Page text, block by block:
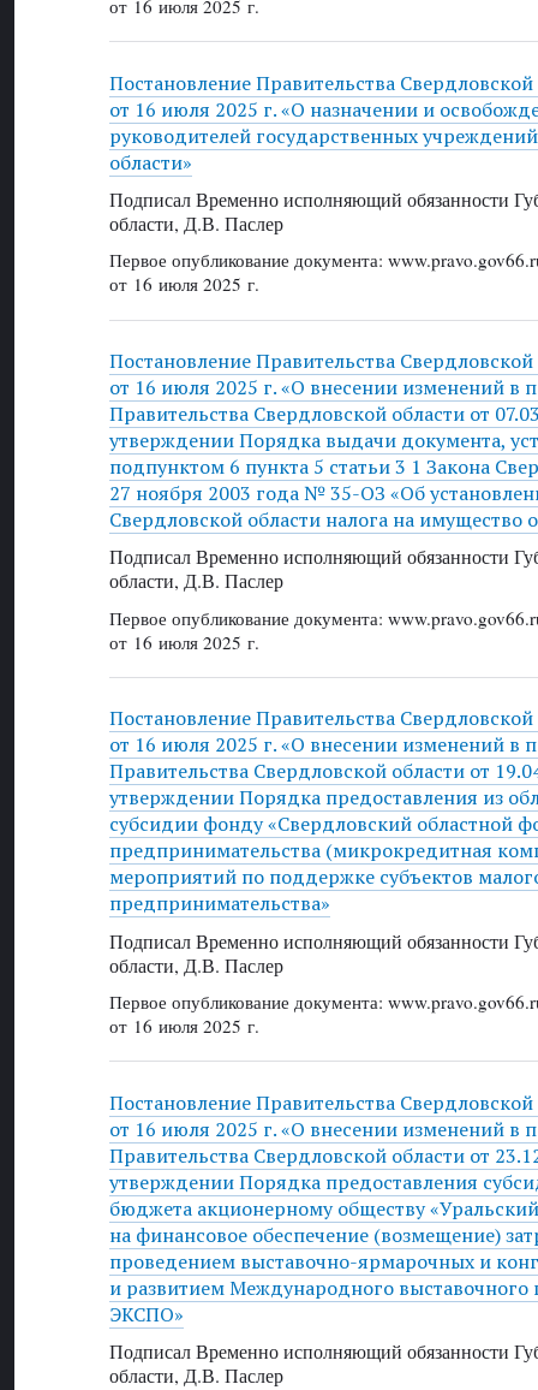
от 16 июля 2025 г.
Постановление Правительства
от 16 июля 2025 г. «О назначении и
руководителей государственных
области»
Подписал Временно исполняющий обязанности
области, Д.В. Паслер
Первое опубликование документа:
от 16 июля 2025 г.
Постановление Правительства
от 16 июля 2025 г. «О внесении изменений в
Правительства Свердловской области от
утверждении Порядка выдачи документа,
подпунктом 6 пункта 5 статьи 3 1 Закона
27 ноября 2003 года № 35-ОЗ «Об
Свердловской области налога на имущество
Подписал Временно исполняющий обязанности
области, Д.В. Паслер
Первое опубликование документа:
от 16 июля 2025 г.
Постановление Правительства
от 16 июля 2025 г. «О внесении изменений в
Правительства Свердловской области от
утверждении Порядка предоставления из
субсидии фонду «Свердловский областной
предпринимательства (микрокредитная
мероприятий по поддержке субъектов
предпринимательства»
Подписал Временно исполняющий обязанности
области, Д.В. Паслер
Первое опубликование документа:
от 16 июля 2025 г.
Постановление Правительства
от 16 июля 2025 г. «О внесении изменений в
Правительства Свердловской области от
утверждении Порядка предоставления
бюджета акционерному обществу
на финансовое обеспечение (возмещение)
проведением выставочно-ярмарочных и
и развитием Международного выставочного
ЭКСПО»
Подписал Временно исполняющий обязанности
области, Д.В. Паслер